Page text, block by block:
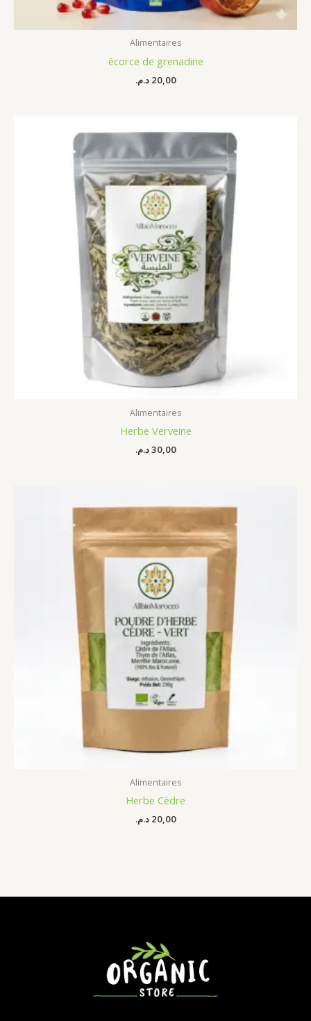
Alimentaires
écorce de grenadine
20,00 د.م.
Alimentaires
Herbe Verveine
30,00د.م.
Alimentaires
Herbe Cèdre
20,00 د.م.